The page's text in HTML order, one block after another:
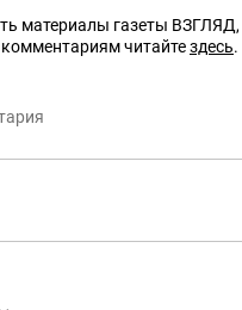
материалы газеты ВЗГЛЯД,
читайтездесь.